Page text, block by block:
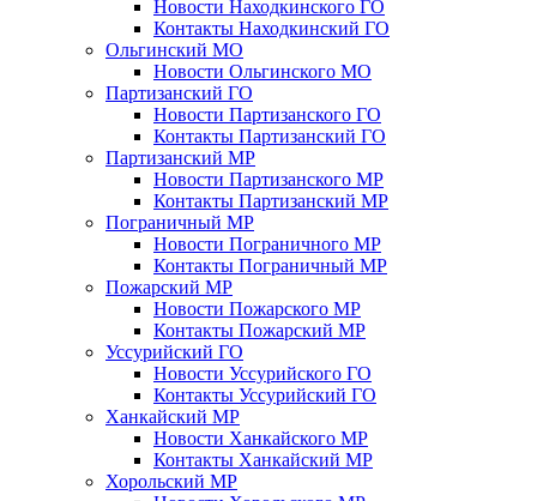
Новости Находкинского ГО
Контакты Находкинский ГО
Ольгинский МО
Новости Ольгинского МО
Партизанский ГО
Новости Партизанского ГО
Контакты Партизанский ГО
Партизанский МР
Новости Партизанского МР
Контакты Партизанский МР
Пограничный МР
Новости Пограничного МР
Контакты Пограничный МР
Пожарский МР
Новости Пожарского МР
Контакты Пожарский МР
Уссурийский ГО
Новости Уссурийского ГО
Контакты Уссурийский ГО
Ханкайский МР
Новости Ханкайского МР
Контакты Ханкайский МР
Хорольский МР